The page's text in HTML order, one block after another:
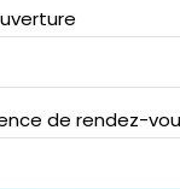
de rendez-